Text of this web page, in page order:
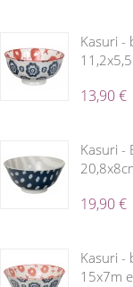
Kasuri -
13,90 €
Kasuri -
19,90 €
Kasuri -
15x7m